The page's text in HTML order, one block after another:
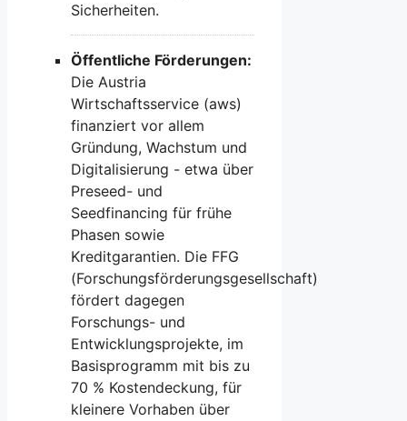
Sicherheiten.
Öffentliche Förderungen:
Die Austria
Wirtschaftsservice (aws)
finanziert vor allem
Gründung, Wachstum und
Digitalisierung - etwa über
Preseed- und
Seedfinancing für frühe
Phasen sowie
Kreditgarantien. Die FFG
(Forschungsförderungsgesellschaft)
fördert dagegen
Forschungs- und
Entwicklungsprojekte, im
Basisprogramm mit bis zu
70 % Kostendeckung, für
kleinere Vorhaben über